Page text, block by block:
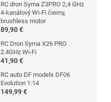
RC dron Syma Z3PRO 2,4 GHz
4-kanálový Wi-Fi čierny,
brushless motor
89,90 €
RC Dron Syma X26 PRO
2.4GHz Wi-Fi
41,90 €
RC auto DF models DF06
Evolution 1:14
149,99 €